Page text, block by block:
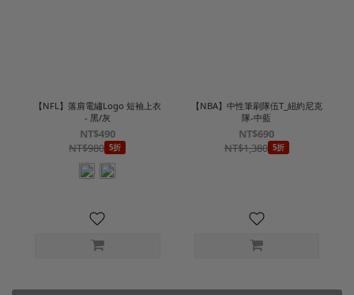
【NFL】落肩電繡Logo 短袖上衣
- 黑/灰
NT$490
NT$980 5折
【NBA】中性筆刷隊伍T_紐約尼克
隊-中藍
NT$690
NT$1,380 5折